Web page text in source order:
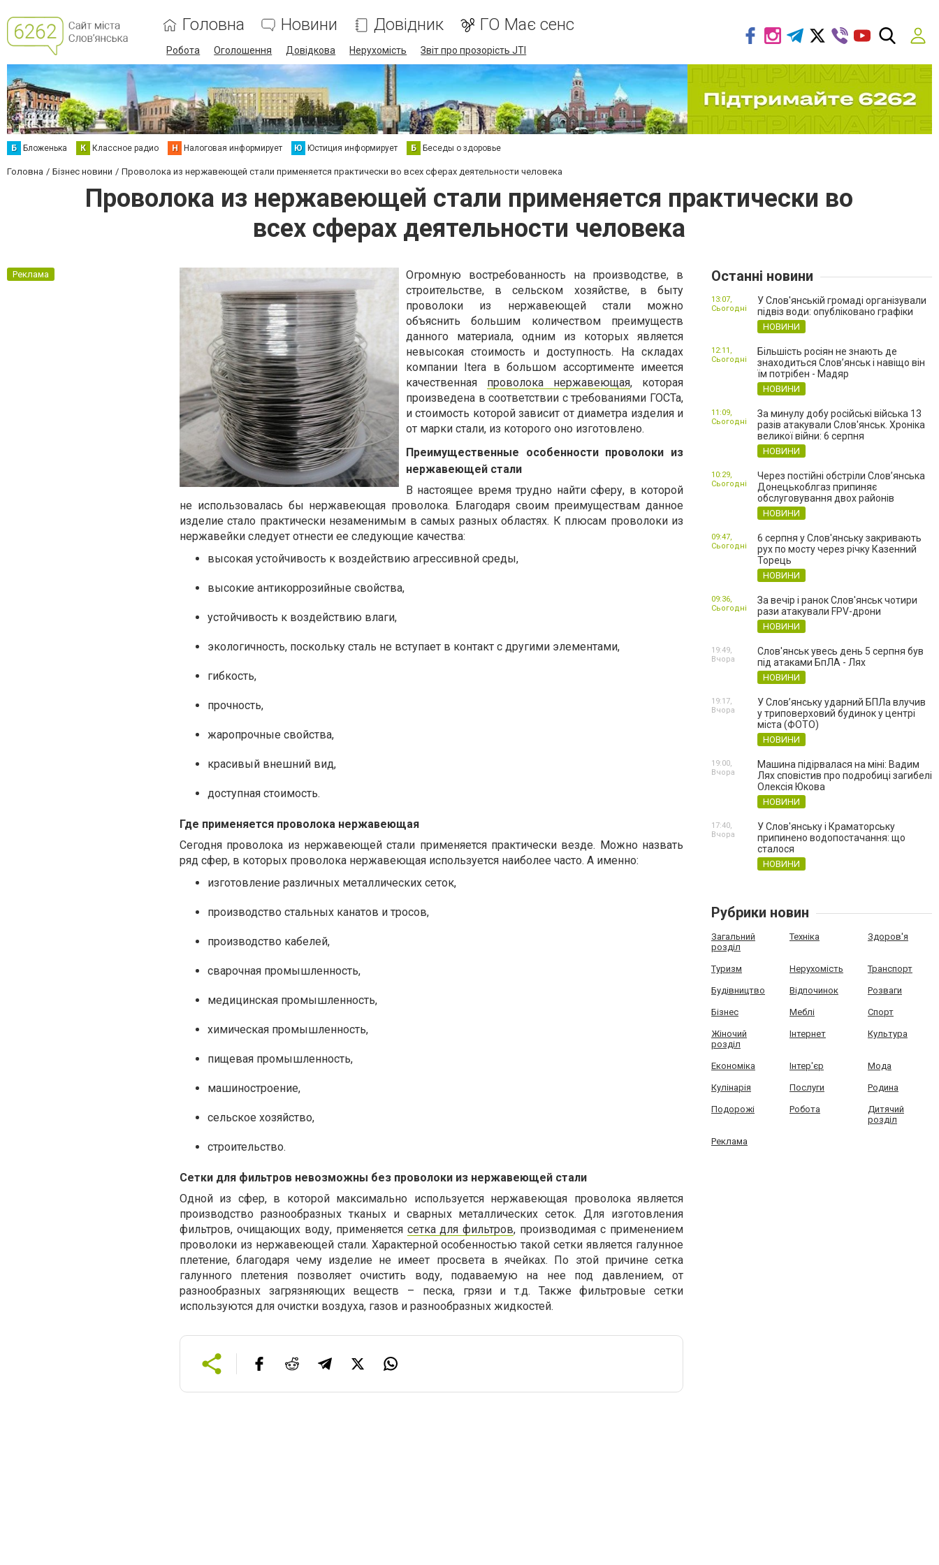
Головна Новини Довідник ГО Має сенс
Робота Оголошення Довідкова Нерухомість Звіт про прозорість JTI
Б Бложенька К Классное радио Н Налоговая информирует Ю Юстиция информирует Б Беседы о здоровье
Головна Бізнес новини Проволока из нержавеющей стали применяется практически во всех сферах деятельности человека
Проволока из нержавеющей стали применяется практически во
всех сферах деятельности человека
Реклама
Огромную востребованность на производстве, в
строительстве, в сельском хозяйстве, в быту
проволоки из нержавеющей стали можно
объяснить большим количеством преимуществ
данного материала, одним из которых является
невысокая стоимость и доступность. На складах
компании Itera в большом ассортименте имеется
качественная проволока нержавеющая, которая
произведена в соответствии с требованиями ГОСТа,
и стоимость которой зависит от диаметра изделия и
от марки стали, из которого оно изготовлено.
Преимущественные особенности проволоки из
нержавеющей стали
В настоящее время трудно найти сферу, в которой
не использовалась бы нержавеющая проволока. Благодаря своим преимуществам данное
изделие стало практически незаменимым в самых разных областях. К плюсам проволоки из
нержавейки следует отнести ее следующие качества:
высокая устойчивость к воздействию агрессивной среды,
высокие антикоррозийные свойства,
устойчивость к воздействию влаги,
экологичность, поскольку сталь не вступает в контакт с другими элементами,
гибкость,
прочность,
жаропрочные свойства,
красивый внешний вид,
доступная стоимость.
Где применяется проволока нержавеющая
Сегодня проволока из нержавеющей стали применяется практически везде. Можно назвать
ряд сфер, в которых проволока нержавеющая используется наиболее часто. А именно:
изготовление различных металлических сеток,
производство стальных канатов и тросов,
производство кабелей,
сварочная промышленность,
медицинская промышленность,
химическая промышленность,
пищевая промышленность,
машиностроение,
сельское хозяйство,
строительство.
Сетки для фильтров невозможны без проволоки из нержавеющей стали
Одной из сфер, в которой максимально используется нержавеющая проволока является
производство разнообразных тканых и сварных металлических сеток. Для изготовления
фильтров, очищающих воду, применяется сетка для фильтров, производимая с применением
проволоки из нержавеющей стали. Характерной особенностью такой сетки является галунное
плетение, благодаря чему изделие не имеет просвета в ячейках. По этой причине сетка
галунного плетения позволяет очистить воду, подаваемую на нее под давлением, от
разнообразных загрязняющих веществ – песка, грязи и т.д. Также фильтровые сетки
используются для очистки воздуха, газов и разнообразных жидкостей.
Останні новини
У Слов'янській громаді організували
підвіз води: опубліковано графіки
НОВИНИ
13:07,
Сьогодні
Більшість росіян не знають де
знаходиться Слов’янськ і навіщо він
їм потрібен - Мадяр
НОВИНИ
12:11,
Сьогодні
За минулу добу російські війська 13
разів атакували Слов'янськ. Хроніка
великої війни: 6 серпня
НОВИНИ
11:09,
Сьогодні
Через постійні обстріли Слов’янська
Донецькоблгаз припиняє
обслуговування двох районів
НОВИНИ
10:29,
Сьогодні
6 серпня у Слов'янську закривають
рух по мосту через річку Казенний
Торець
НОВИНИ
09:47,
Сьогодні
За вечір і ранок Слов'янськ чотири
рази атакували FPV-дрони
НОВИНИ
09:36,
Сьогодні
Слов'янськ увесь день 5 серпня був
під атаками БпЛА - Лях
НОВИНИ
19:49,
Вчора
У Слов’янську ударний БПЛа влучив
у триповерховий будинок у центрі
міста (ФОТО)
НОВИНИ
19:17,
Вчора
Машина підірвалася на міні: Вадим
Лях сповістив про подробиці загибелі
Олексія Юкова
НОВИНИ
19:00,
Вчора
У Слов'янську і Краматорську
припинено водопостачання: що
сталося
НОВИНИ
17:40,
Вчора
Рубрики новин
Загальний
розділ
Техніка Здоров'я
Туризм Нерухомість Транспорт
Будівництво Відпочинок Розваги
Бізнес Меблі Спорт
Жіночий
розділ
Інтернет Культура
Економіка Інтер'єр Мода
Кулінарія Послуги Родина
Подорожі Робота
Дитячий
розділ
Реклама